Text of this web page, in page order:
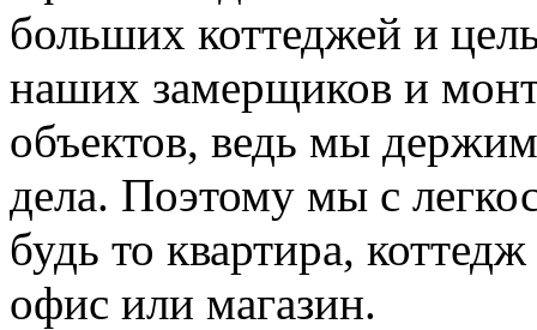
больших коттеджей и
наших замерщиков и
объектов, ведь мы
дела. Поэтому мы с
будь то квартира,
офис или магазин.